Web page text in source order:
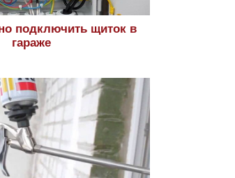
подключить щиток в
гараже